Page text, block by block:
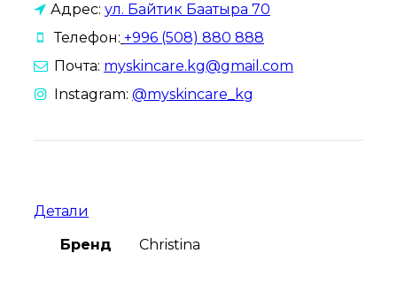
Адрес: ул. Байтик Баатыра 70
Телефон: +996 (508) 880 888
Почта: myskincare.kg@gmail.com
Instagram: @myskincare_kg
Детали
Бренд
Christina